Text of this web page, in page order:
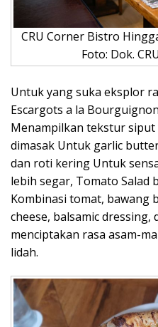
CRU Corner Bistro
Foto: Dok.
Untuk yang suka eksplor
Escargots a la
Menampilkan tekstur siput
dimasak Untuk garlic
dan roti kering Untuk
lebih segar, Tomato Salad
Kombinasi tomat, bawang
cheese, balsamic dressing,
menciptakan rasa asam-
lidah.